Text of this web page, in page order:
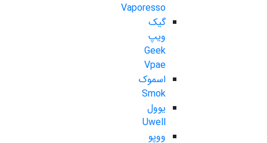
Vaporesso
گیک
ویپ
Geek
Vpae
اسموک
Smok
یوول
Uwell
ووپو